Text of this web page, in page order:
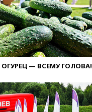
ОГУРЕЦ — ВСЕМУ ГОЛОВА!